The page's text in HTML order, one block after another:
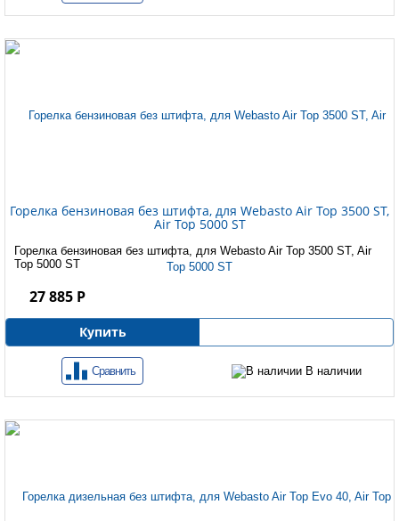
Горелка бензиновая без штифта, для Webasto Air Top 3500 ST,
Air Top 5000 ST
Горелка бензиновая без штифта, для Webasto Air Top 3500 ST, Air
Top 5000 ST
27 885 Р
Купить
Сравнить В наличии